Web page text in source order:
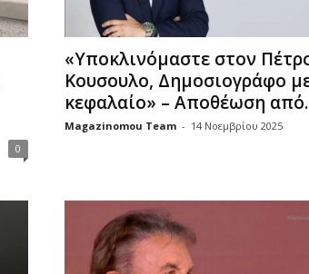
0
«Υποκλινόμαστε στον
Κουσουλο, Δημοσιογράφο
κεφαλαίο» – Αποθέωση
Magazinomou Team - 14 Νοεμβρίου 2025